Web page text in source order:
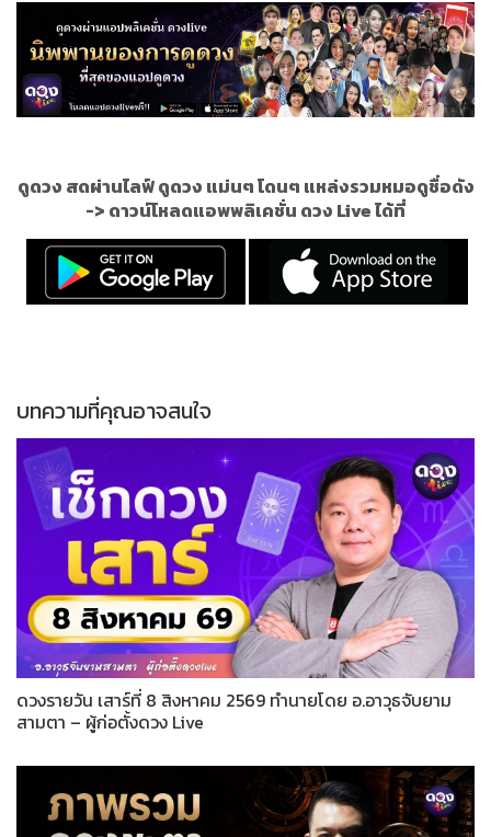
ดูดวง สดผ่านไลฟ์ ดูดวง แม่นๆ โดนๆ แหล่งรวมหมอดูชื่อดัง
-> ดาวน์โหลดแอพพลิเคชั่น ดวง Live ได้ที่
บทความที่คุณอาจสนใจ
ดวงรายวัน เสาร์ที่ 8 สิงหาคม 2569 ทำนายโดย อ.อาวุธจับยาม
สามตา – ผู้ก่อตั้งดวง Live